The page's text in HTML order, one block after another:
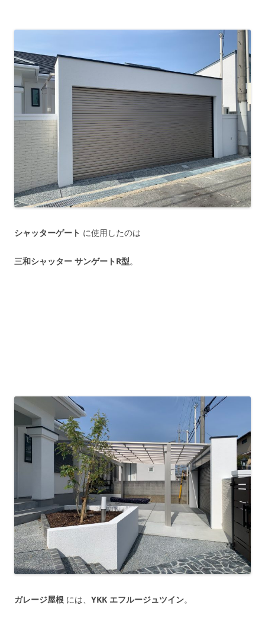
シャッターゲート に使用したのは
三和シャッター サンゲートR型。
ガレージ屋根 には、 YKK エフルージュツイン。